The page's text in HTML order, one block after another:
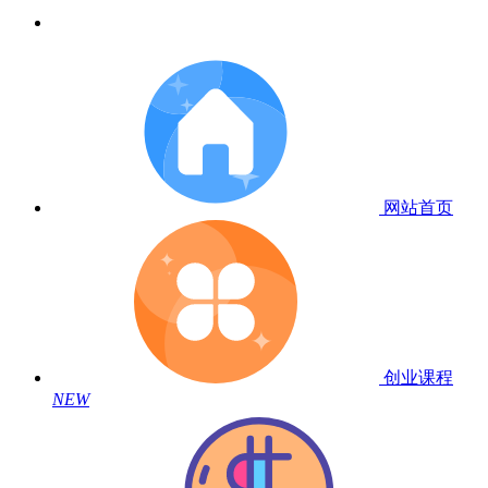
网站首页
创业课程
NEW